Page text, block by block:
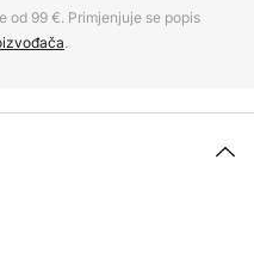
od 99 €. Primjenjuje se popis
.